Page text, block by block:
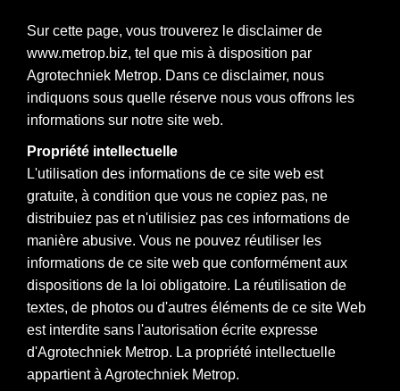
Sur cette page, vous trouverez le disclaimer de
www.metrop.biz, tel que mis à disposition par
Agrotechniek Metrop. Dans ce disclaimer, nous
indiquons sous quelle réserve nous vous offrons les
informations sur notre site web.
Propriété intellectuelle
L'utilisation des informations de ce site web est
gratuite, à condition que vous ne copiez pas, ne
distribuiez pas et n'utilisiez pas ces informations de
manière abusive. Vous ne pouvez réutiliser les
informations de ce site web que conformément aux
dispositions de la loi obligatoire. La réutilisation de
textes, de photos ou d'autres éléments de ce site Web
est interdite sans l'autorisation écrite expresse
d'Agrotechniek Metrop. La propriété intellectuelle
appartient à Agrotechniek Metrop.